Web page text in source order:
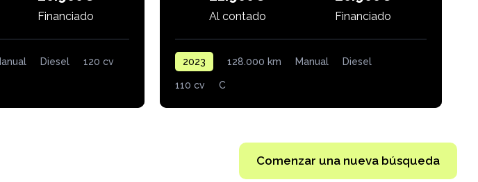
Financiado
Diesel 120 cv
Al contado Financiado
2023 128.000 km Manual Diesel
110 cv C
Comenzar una nueva búsqueda